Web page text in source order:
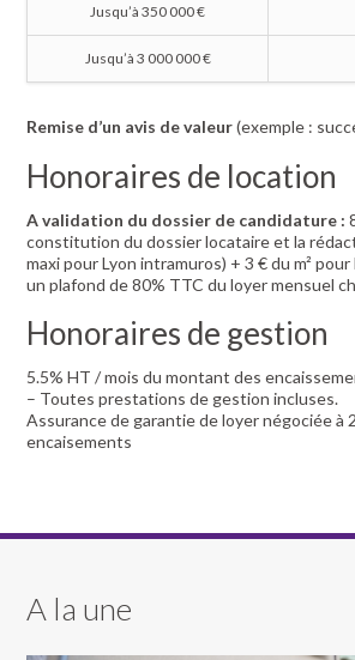
Jusqu’à 350 000 €
Jusqu’à 3 000 000 €
Remise d’un avis de valeur(exemple :
Honoraires de location
A validation du dossier de candidature :
constitution du dossier locataire et la
maxi pour Lyon intramuros) + 3 € du m²
un plafond de 80% TTC du loyer mensuel
Honoraires de gestion
5.5% HT / mois du montant des
– Toutes prestations de gestion incluses.
Assurance de garantie de loyer négociée à
encaisements
A la une